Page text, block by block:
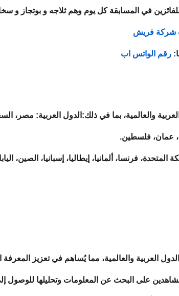
شركة فريش
رقم الواتس اب
والعالمية، بما في ذلك: الدول العربية: مصر،
عمان، فلسطين.
المتحدة، فرنسا، ألمانيا، إيطاليا، إسبانيا، الصين،
العربية والعالمية، مما يُساهم في تعزيز المعرفة
على البحث عن المعلومات وتحليلها للوصول